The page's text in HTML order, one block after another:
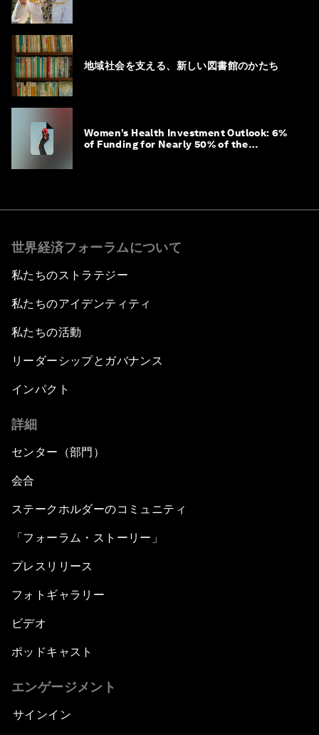
地域社会を支える、新しい図書館のかたち
Women’s Health Investment Outlook: 6%
of Funding for Nearly 50% of the
世界経済フォーラムについて
私たちのストラテジー
私たちのアイデンティティ
私たちの活動
リーダーシップとガバナンス
インパクト
詳細
センター（部門）
会合
ステークホルダーのコミュニティ
「フォーラム・ストーリー」
プレスリリース
フォトギャラリー
ビデオ
ポッドキャスト
エンゲージメント
サインイン